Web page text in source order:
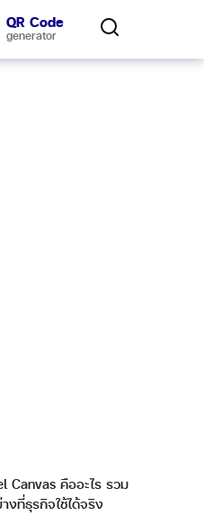
QR Code
generator
Canvas คืออะไร รวม
งที่ธุรกิจใช้ได้จริง